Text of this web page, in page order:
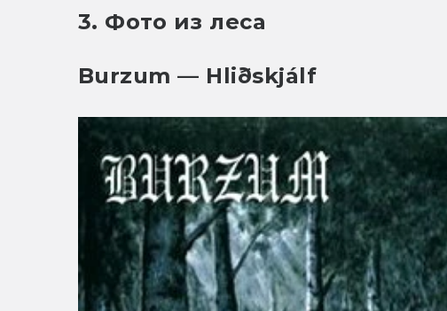
3. Фото из леса
Burzum — Hliðskjálf